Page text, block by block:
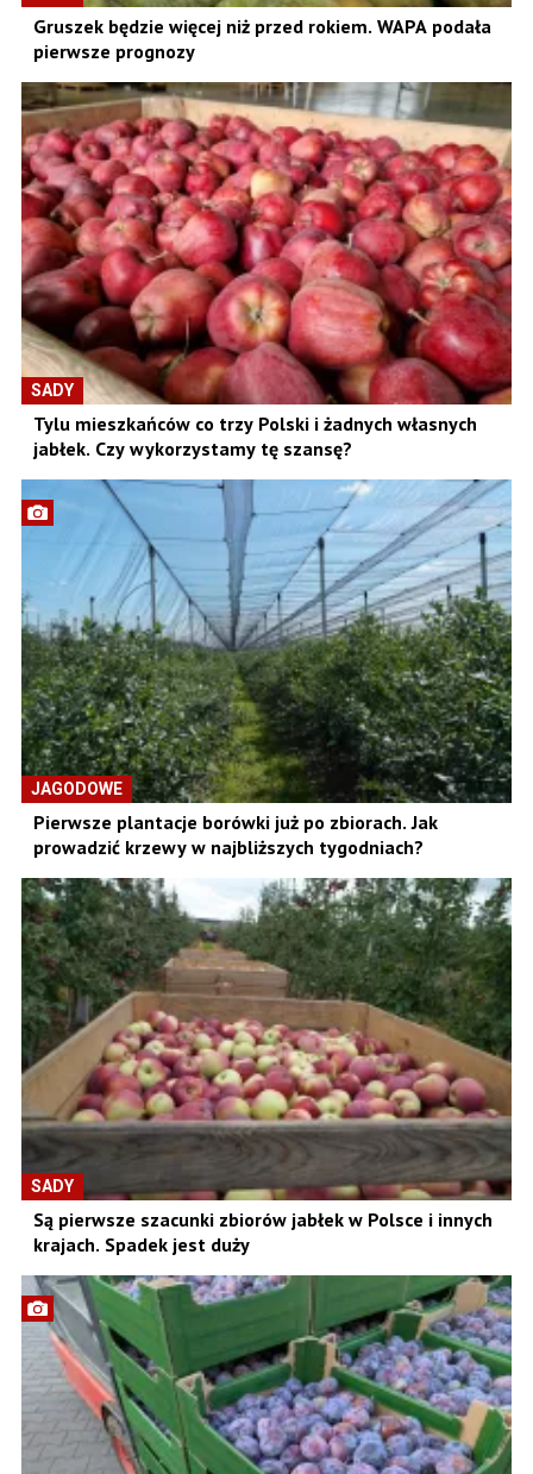
Gruszek będzie więcej niż przed rokiem. WAPA podała
pierwsze prognozy
SADY
Tylu mieszkańców co trzy Polski i żadnych własnych
jabłek. Czy wykorzystamy tę szansę?
JAGODOWE
Pierwsze plantacje borówki już po zbiorach. Jak
prowadzić krzewy w najbliższych tygodniach?
SADY
Są pierwsze szacunki zbiorów jabłek w Polsce i innych
krajach. Spadek jest duży